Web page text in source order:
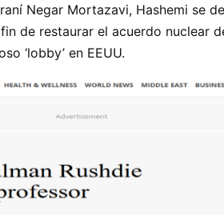
Negar Mortazavi, Hashemi se
de restaurar el acuerdo nuclear
‘lobby’ en EEUU.